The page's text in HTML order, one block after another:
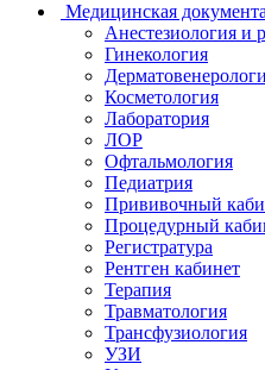
Медицинская
Анестезиология и
Гинекология
Косметология
Лаборатория
ЛОР
Офтальмология
Педиатрия
Прививочный
Процедурный
Регистратура
Рентген кабинет
Терапия
Травматология
Трансфузиология
УЗИ